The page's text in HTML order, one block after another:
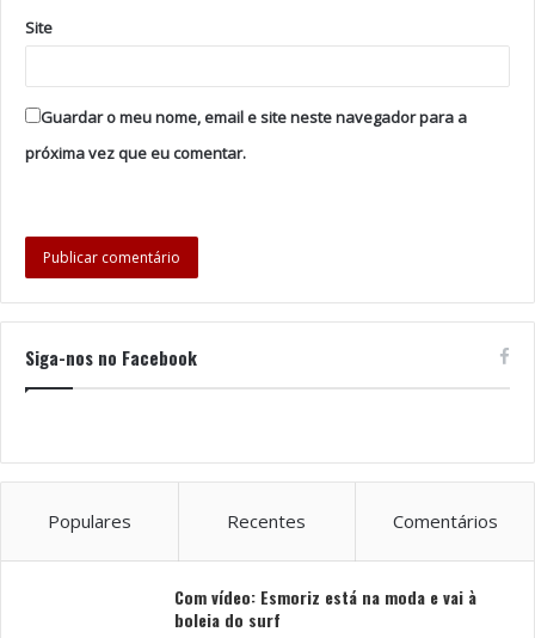
esquece”. Dirija-se aos locais dos espetáculos para
lugar nestas experiência.
Site
Guardar o meu nome, email e site neste navegador para a
próxima vez que eu comentar.
Siga-nos no Facebook
Populares Recentes Comentários
Com vídeo: Esmoriz está na moda e vai à
boleia do surf